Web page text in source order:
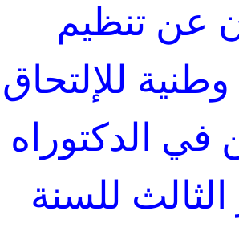
عن تنظيم
للإلتحاق
في الدكتوراه
الثالث للسنة